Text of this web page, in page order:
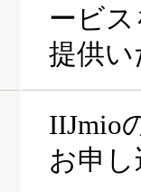
ービ
提供
IIJmio
お申